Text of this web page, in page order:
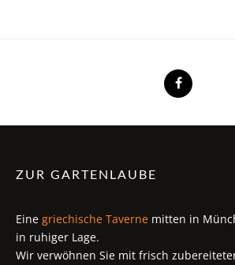
ZUR GARTENLAUBE
Eine griechische Taverne mitten in
in ruhiger Lage.
Wir verwöhnen Sie mit frisch